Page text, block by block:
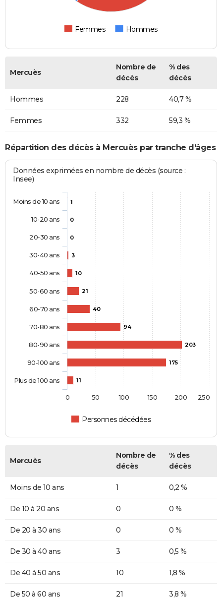
Femmes Hommes
Mercuès
Nombre de
décès
% des
décès
Hommes 228 40,7 %
Femmes 332 59,3 %
Répartition des décès à Mercuès par tranche d'âges
Données exprimées en nombre de décès (source :
Insee)
1
0
0
3
10
21
40
94
203
175
11
Personnes décédées
Moins de 10 ans
10-20 ans
20-30 ans
30-40 ans
40-50 ans
50-60 ans
60-70 ans
70-80 ans
80-90 ans
90-100 ans
Plus de 100 ans
0 50 100 150 200 250
Mercuès
Nombre de
décès
% des
décès
Moins de 10 ans 1 0,2 %
De 10 à 20 ans 0 0 %
De 20 à 30 ans 0 0 %
De 30 à 40 ans 3 0,5 %
De 40 à 50 ans 10 1,8 %
De 50 à 60 ans 21 3,8 %